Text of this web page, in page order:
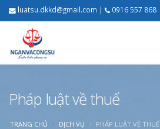
luatsu.dkkd@gmail.com | 0916 557 868
Pháp luật về thuế
TRANG CHỦ DỊCH VỤ PHÁP LUẬT VỀ THUẾ